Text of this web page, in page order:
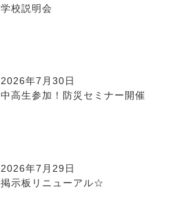
学校説明会
2026年7月30日
中高生参加！防災セミナー開催
2026年7月29日
掲示板リニューアル☆